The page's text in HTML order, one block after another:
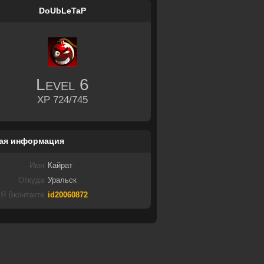
DoUbLeTaP
Level 6
XP 724/745
информация
Имя
Кайрат
Откуда Уральск
Я Вконтакте id20060872